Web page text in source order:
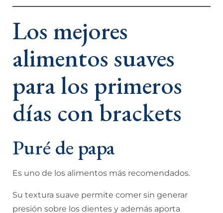
Los mejores
alimentos suaves
para los primeros
días con brackets
Puré de papa
Es uno de los alimentos más recomendados.
Su textura suave permite comer sin generar
presión sobre los dientes y además aporta